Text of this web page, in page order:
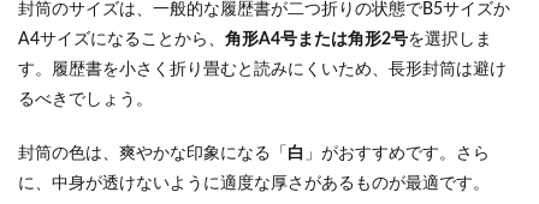
封筒のサイズは、一般的な履歴書が二つ折りの状態でB5サイズか
A4サイズになることから、 角形A4号または角形2号を選択しま
す。履歴書を小さく折り畳むと読みにくいため、長形封筒は避け
るべきでしょう。
封筒の色は、爽やかな印象になる「 白 」がおすすめです。さら
に、中身が透けないように適度な厚さがあるものが最適です。